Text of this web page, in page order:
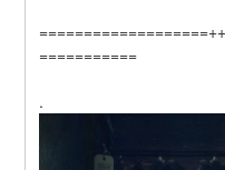
===========
.